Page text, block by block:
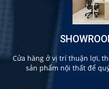
Cửa hàng ở vị trí thuận lợi,
sản phẩm nội thất để